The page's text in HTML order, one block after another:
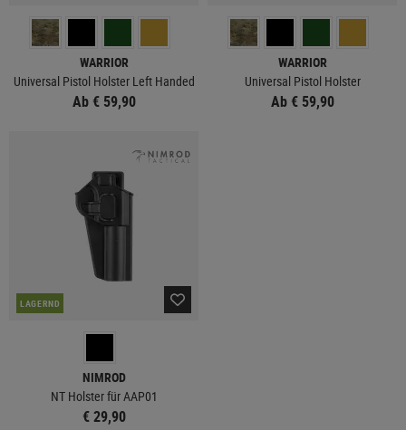
WARRIOR
Universal Pistol Holster Left Handed
Ab € 59,90
WARRIOR
Universal Pistol Holster
Ab € 59,90
LAGERND
NIMROD
NT Holster für AAP01
€ 29,90